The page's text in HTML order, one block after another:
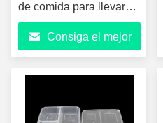
de comida para llevar
Negro Microondas
Cajas de comida de
plástico Contenedores
de alimentos al por
Consiga el mejor